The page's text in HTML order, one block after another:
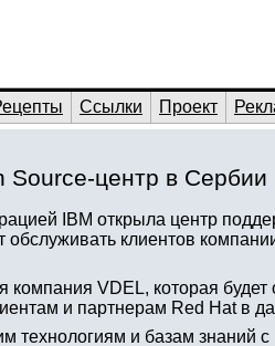
Ссылки Проект
Source-центр в Сербии
IBM открыла центр
обслуживать клиентов
VDEL, которая будет
и партнерам Red Hat в
технологиям и базам знаний